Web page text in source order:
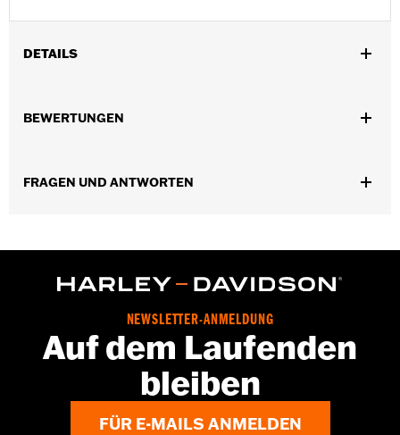
DETAILS
FXLRS und FXLRST Modelle ’18–’21.
In der Box: Linker und rechter Tankdeckel, zwei Zierringe und
BEWERTUNGEN
FRAGEN UND ANTWORTEN
NEWSLETTER-ANMELDUNG
Auf dem Laufenden
bleiben
FÜR E-MAILS ANMELDEN